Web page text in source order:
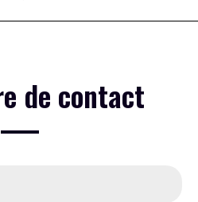
de contact